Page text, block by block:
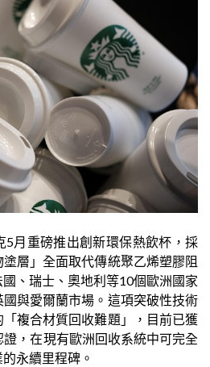
5月重磅推出創新環保熱飲杯，採
層」全面取代傳統聚乙烯塑膠阻
、瑞士、奧地利等10個歐洲國家
國與愛爾蘭市場。這項突破性技術
複合材質回收難題」，目前已獲
，在現有歐洲回收系統中可完全
永續里程碑。